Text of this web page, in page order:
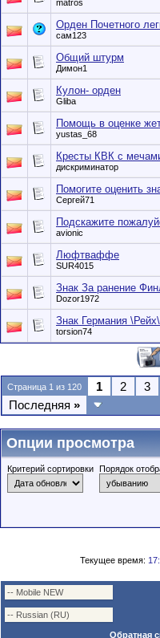
matros
Орден Почетного
сам123
Общий штурм
Димон1
Кулон- орден
Gliba
Помощь в оценке
yustas_68
Кресты КВК с
дискриминатор
Помогите оценить
Сергей71
Подскажите
avionic
Люфтваффе
SUR4015
Знак За ранение
Dozor1972
Знак Германия \Рейх\
torsion74
Страница 1 из 120 1 2 3
Последняя »
Опции просмотра
Критерий сортировки Порядок
Текущее время:
Обратная